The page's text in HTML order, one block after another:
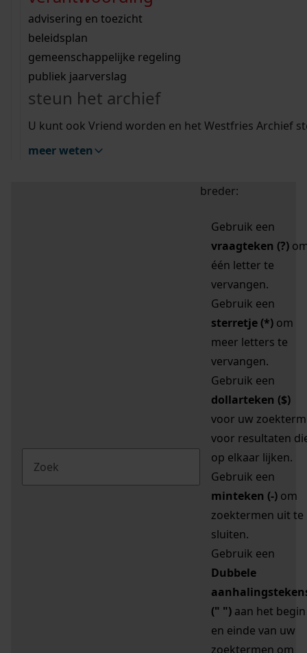
bouwvergunningen
omgevingsvergunningen
vergunningen
beeld en geluid
uitleg nodig?
Wij helpen u op weg met een aantal zoektips.
bekijk alle zoektips
Wij helpen u op weg met een aantal zoektips.
bekijk alle zoektips
bekijk ons geschiedenislokaal
advisering en toezicht
beleidsplan
gemeenschappelijke regeling
publiek jaarverslag
steun het archief
U kunt ook Vriend worden en het Westfries Archief
meer weten
zoektips
Mijn Studiezaal (inloggen)
uw zoekopdracht te
breder:
Gebruik een
vraagteken (?)
één letter te
vervangen.
Gebruik een
sterretje (*) om
meer letters te
vervangen.
Gebruik een
dollarteken ($)
voor uw zoekterm
voor resultaten
op elkaar lijken.
Gebruik een
minteken (-) om
zoektermen uit te
sluiten.
Gebruik een
Dubbele
(" ") aan het begin
en einde van uw
zoektermen om